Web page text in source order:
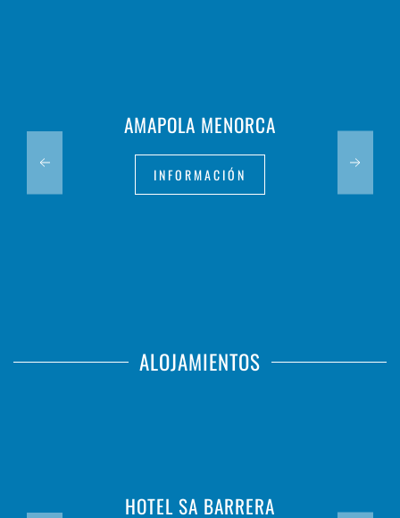
AMAPOLA MENORCA
INFORMACIÓN
ALOJAMIENTOS
HOTEL SA BARRERA